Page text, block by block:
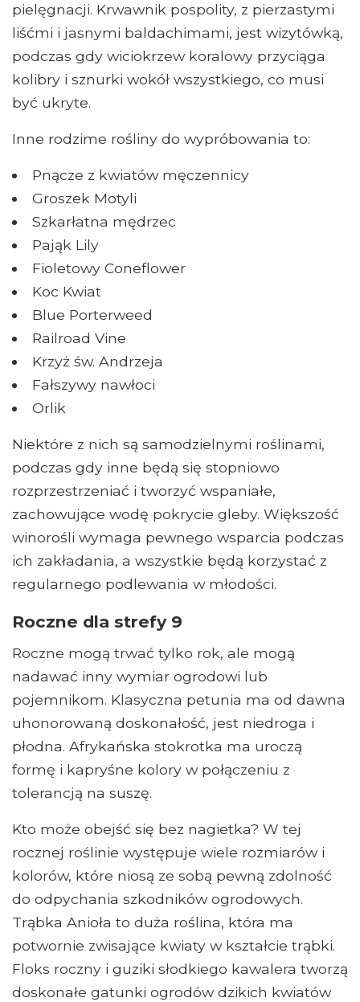
pielęgnacji. Krwawnik pospolity, z pierzastymi
liśćmi i jasnymi baldachimami, jest wizytówką,
podczas gdy wiciokrzew koralowy przyciąga
kolibry i sznurki wokół wszystkiego, co musi
być ukryte.
Inne rodzime rośliny do wypróbowania to:
Pnącze z kwiatów męczennicy
Groszek Motyli
Szkarłatna mędrzec
Pająk Lily
Fioletowy Coneflower
Koc Kwiat
Blue Porterweed
Railroad Vine
Krzyż św. Andrzeja
Fałszywy nawłoci
Orlik
Niektóre z nich są samodzielnymi roślinami,
podczas gdy inne będą się stopniowo
rozprzestrzeniać i tworzyć wspaniałe,
zachowujące wodę pokrycie gleby. Większość
winorośli wymaga pewnego wsparcia podczas
ich zakładania, a wszystkie będą korzystać z
regularnego podlewania w młodości.
Roczne dla strefy 9
Roczne mogą trwać tylko rok, ale mogą
nadawać inny wymiar ogrodowi lub
pojemnikom. Klasyczna petunia ma od dawna
uhonorowaną doskonałość, jest niedroga i
płodna. Afrykańska stokrotka ma uroczą
formę i kapryśne kolory w połączeniu z
tolerancją na suszę.
Kto może obejść się bez nagietka? W tej
rocznej roślinie występuje wiele rozmiarów i
kolorów, które niosą ze sobą pewną zdolność
do odpychania szkodników ogrodowych.
Trąbka Anioła to duża roślina, która ma
potwornie zwisające kwiaty w kształcie trąbki.
Floks roczny i guziki słodkiego kawalera tworzą
doskonałe gatunki ogrodów dzikich kwiatów